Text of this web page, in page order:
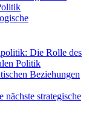
Die Rolle des
Politik
Beziehungen
strategische